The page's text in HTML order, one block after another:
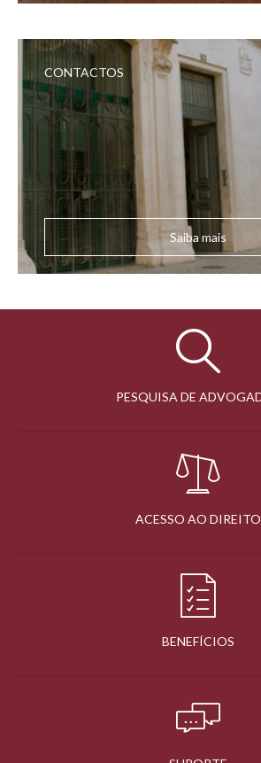
CONTACTOS
Saiba mais
PESQUISA DE
ACESSO AO DIREITO
BENEFÍCIOS